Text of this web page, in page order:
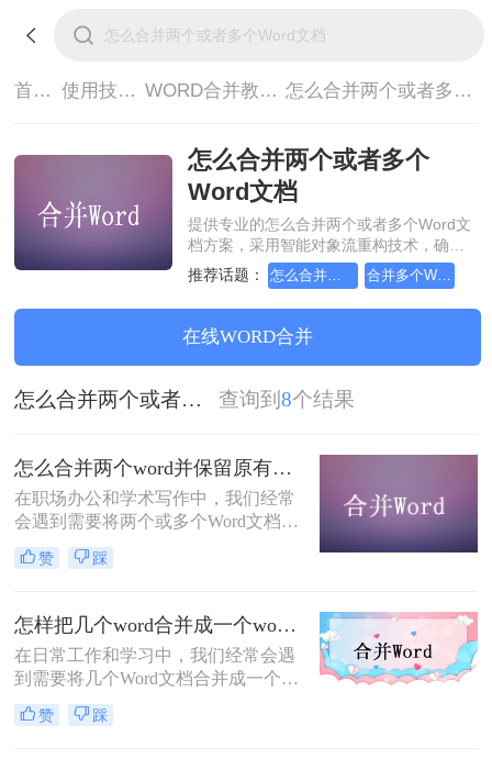
首页> 使用技巧> WORD合并教程> 怎么合并两个或者多个Word文档
怎么合并两个或者多个
Word文档
提供专业的怎么合并两个或者多个Word文
档方案，采用智能对象流重构技术，确保
文档1:1高保真还原且排版不乱码。支持一
键批量处理，全链路 SSL 加密保障隐私安
全。助您快速实现怎么合并两个或者多个
Word文档，无需安装，高效办公。
推荐话题： 怎么合并两个word并保留原有格式
在线WORD合并
怎么合并两个或者多个Word文档 查询到 8个结果
怎么合并两个word并保留原有格式？教你4个方法！
在职场办公和学术写作中，我们经常
会遇到需要将两个或多个Word文档合
并成一个文件的情况。例如，将各部
门的汇报材料汇总成一份总报告，或
而，简单的复制粘贴往往会导致排版
错乱、字体改变或页眉页脚丢失。
赞 踩
怎样把几个word合并成一个word？三招教你合并word！
在日常工作和学习中，我们经常会遇
到需要将几个Word文档合并成一个文
档的情况。这种需求可能是为了整理
信息、编辑多个版本的文档，或者其
赞 踩